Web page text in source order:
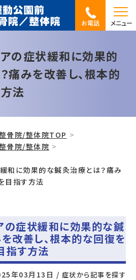
お電話 メニュー
の症状緩和に効果的
痛みを改善し、根本的
法
骨院/整体院TOP
骨院/整体院
和に効果的な鍼灸治療とは？痛み
目指す方法
の症状緩和に効果的な鍼
改善し、根本的な回復を
指す方法
年03月13日 / 症状から記事を探す